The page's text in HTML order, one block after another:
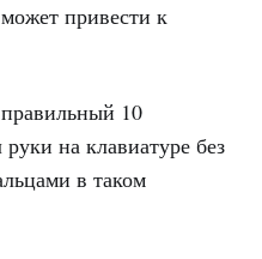
привести к
10
на клавиатуре без
в таком